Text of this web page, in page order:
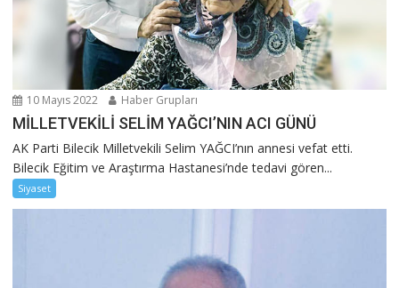
10 Mayıs 2022 Haber Grupları
MİLLETVEKİLİ SELİM YAĞCI’NIN ACI GÜNÜ
AK Parti Bilecik Milletvekili Selim YAĞCI’nın annesi vefat etti.
Bilecik Eğitim ve Araştırma Hastanesi’nde tedavi gören...
Siyaset